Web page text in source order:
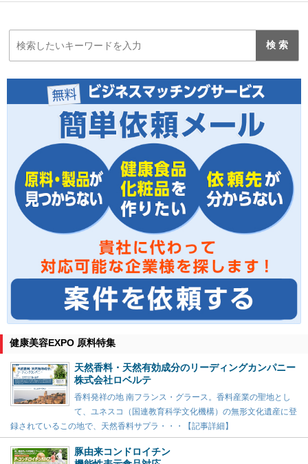
健康美容EXPO 原料特集
天然香料・天然有効成分のリーディングカンパニー
株式会社ロベルテ
香料発祥の地 南フランス・グラース。香料産業の聖地とし
て、ユネスコ（国連教育科学文化機構）の無形文化遺産に登
録されているこの地で、天然香料サプラ・・・【記事詳細】
豚由来コンドロイチン